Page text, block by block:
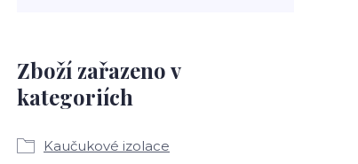
Zboží zařazeno v
kategoriích
Kaučukové izolace